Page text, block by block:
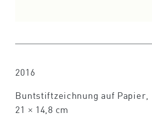
2016
Buntstiftzeichnung auf Papier,
21 × 14,8 cm